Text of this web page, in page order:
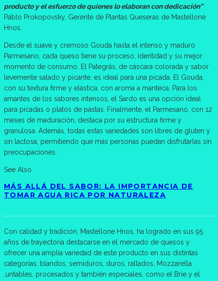
producto y el esfuerzo de quienes lo elaboran con dedicación”
Pablo Prokopovsky, Gerente de Plantas Queseras de Mastellone
Hnos.
Desde el suave y cremoso Gouda hasta el intenso y maduro
Parmesano, cada queso tiene su proceso, identidad y su mejor
momento de consumo. El Pategrás, de cáscara colorada y sabor
levemente salado y picante, es ideal para una picada. El Gouda,
con su textura firme y elástica, con aroma a manteca. Para los
amantes de los sabores intensos, el Sardo es una opción ideal
para picadas o platos de pastas. Finalmente, el Parmesano, con 12
meses de maduración, destaca por su estructura firme y
granulosa. Además, todas estas variedades son libres de gluten y
sin lactosa, permitiendo que más personas puedan disfrutarlas sin
preocupaciones.
See Also
MÁS ALLÁ DEL SABOR: LA IMPORTANCIA DE
TOMAR AGUA RICA POR NATURALEZA
Con calidad y tradición, Mastellone Hnos. ha logrado en sus 95
años de trayectoria destacarse en el mercado de quesos y
ofrecer una amplia variedad de este producto en sus distintas
categorías: blandos, semiduros, duros, rallados, Mozzarella
,untables, procesados y también especiales, como el Brie y el